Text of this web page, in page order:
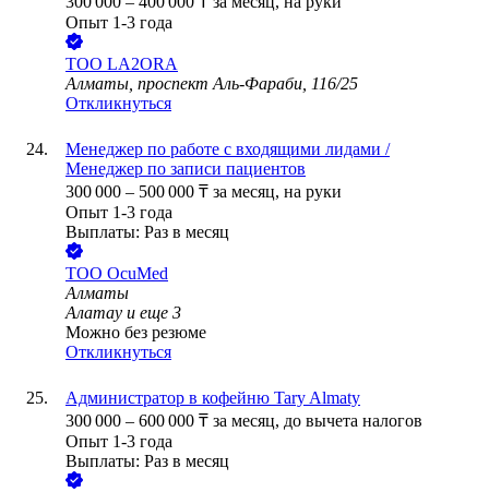
Опыт 1-3 года
ТОО LA2ORA
Алматы, проспект Аль-Фараби, 116/25
Откликнуться
Менеджер по работе с входящими лидами /
Менеджер по записи пациентов
300 000 – 500 000 ₸ за месяц, на руки
Опыт 1-3 года
Выплаты: Раз в месяц
ТОО OcuMed
Алматы
Алатау и еще 3
Можно без резюме
Откликнуться
Администратор в кофейню Tary Almaty
300 000 – 600 000 ₸ за месяц, до вычета налогов
Опыт 1-3 года
Выплаты: Раз в месяц